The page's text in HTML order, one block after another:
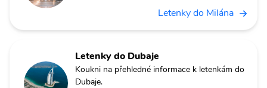
Letenky do Milána
Letenky do Dubaje
Koukni na přehledné informace k letenkám do
Dubaje.